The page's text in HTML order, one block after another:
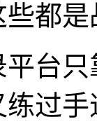
都是
台
练过